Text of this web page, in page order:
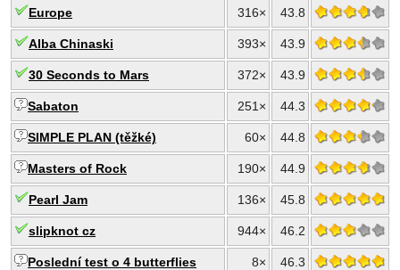
Europe 316× 43.8
Alba Chinaski 393× 43.9
30 Seconds to Mars 372× 43.9
Sabaton 251× 44.3
SIMPLE PLAN (těžké) 60× 44.8
Masters of Rock 190× 44.9
Pearl Jam 136× 45.8
slipknot cz 944× 46.2
Poslední test o 4 butterflies 8× 46.3